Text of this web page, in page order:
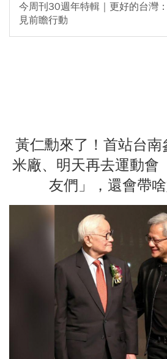
今周刊30週年特輯｜更好的台灣
見前瞻行動
黃仁勳來了！首站台
米廠、明天再去運動會
友們」，還會帶